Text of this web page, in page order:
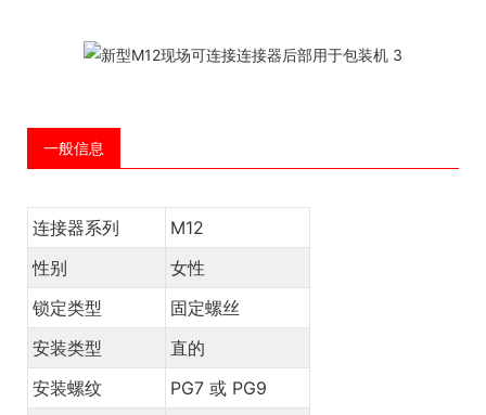
一般信息
连接器系列
M12
性别
女性
锁定类型
固定螺丝
安装类型
直的
安装螺纹
PG7 或 PG9